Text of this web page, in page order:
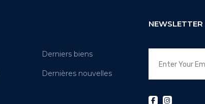
Derniers biens
Dernières nouvelles
NEWSLETTER